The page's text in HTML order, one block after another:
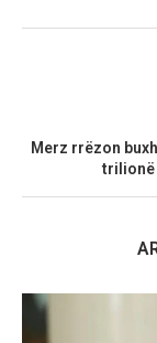
Merz rrëzon
trilionë